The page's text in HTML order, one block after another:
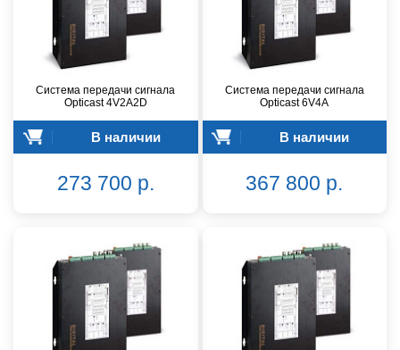
Система передачи сигнала
Opticast 4V2A2D
В наличии
273 700 р.
Система передачи сигнала
Opticast 6V4A
В наличии
367 800 р.